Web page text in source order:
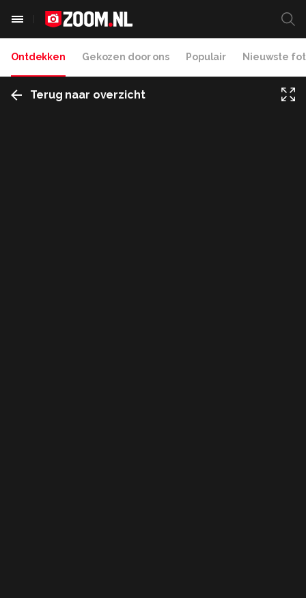
Ontdekken Gekozen door ons Populair Nieuwste
Terug naar overzicht